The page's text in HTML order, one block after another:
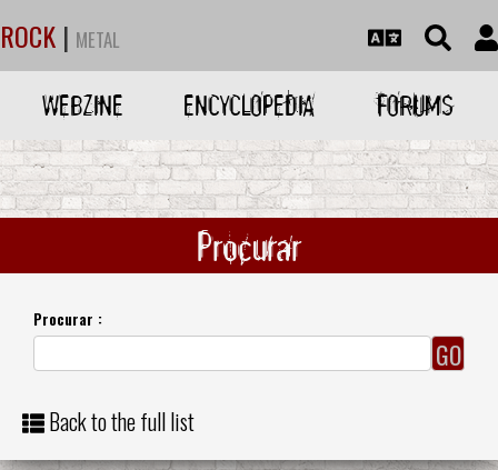
ROCK | METAL
WEBZINE ENCYCLOPEDIA FORUMS
Procurar
Procurar :
Back to the full list